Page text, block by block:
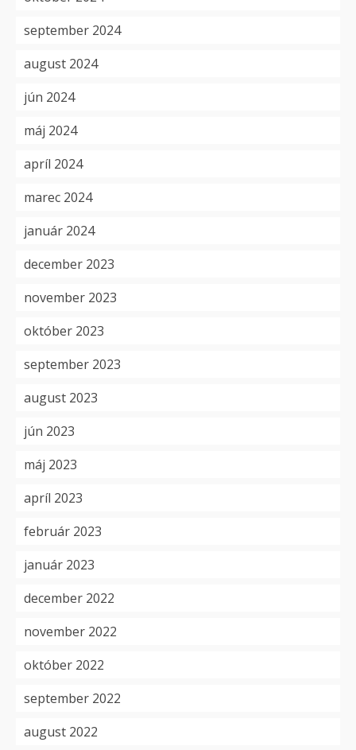
september 2024
august 2024
jún 2024
máj 2024
apríl 2024
marec 2024
január 2024
december 2023
november 2023
október 2023
september 2023
august 2023
jún 2023
máj 2023
apríl 2023
február 2023
január 2023
december 2022
november 2022
október 2022
september 2022
august 2022